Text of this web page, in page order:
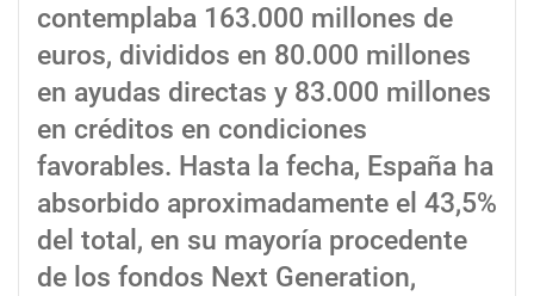
contemplaba 163.000 millones de
euros, divididos en 80.000 millones
en ayudas directas y 83.000 millones
en créditos en condiciones
favorables. Hasta la fecha, España ha
absorbido aproximadamente el 43,5%
del total, en su mayoría procedente
de los fondos Next Generation,